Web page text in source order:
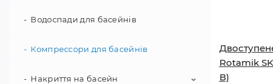
Труби та фітинги
Фонтани для басейну
Ванна для ніг
Градусники для басейнів
Для прибирання басейну
Водоспади для басейнів
Компрессори для басейнів
Накриття на басейн
Rotamik
В)